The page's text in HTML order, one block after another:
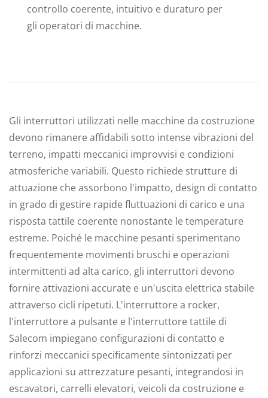
controllo coerente, intuitivo e duraturo per
gli operatori di macchine.
Gli interruttori utilizzati nelle macchine da costruzione
devono rimanere affidabili sotto intense vibrazioni del
terreno, impatti meccanici improvvisi e condizioni
atmosferiche variabili. Questo richiede strutture di
attuazione che assorbono l'impatto, design di contatto
in grado di gestire rapide fluttuazioni di carico e una
risposta tattile coerente nonostante le temperature
estreme. Poiché le macchine pesanti sperimentano
frequentemente movimenti bruschi e operazioni
intermittenti ad alta carico, gli interruttori devono
fornire attivazioni accurate e un'uscita elettrica stabile
attraverso cicli ripetuti. L'interruttore a rocker,
l'interruttore a pulsante e l'interruttore tattile di
Salecom impiegano configurazioni di contatto e
rinforzi meccanici specificamente sintonizzati per
applicazioni su attrezzature pesanti, integrandosi in
escavatori, carrelli elevatori, veicoli da costruzione e